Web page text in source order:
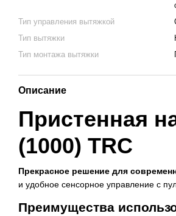
Тип управления вытяжкой
Тип вытяжки
Тип монтажа вытяжки
Описание
Пристенная
(1000) TRC
Прекрасное решение для
и удобное сенсорное управление с
Преимущества